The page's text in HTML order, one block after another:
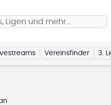
Ligen und mehr…
Vereinsfinder 3.